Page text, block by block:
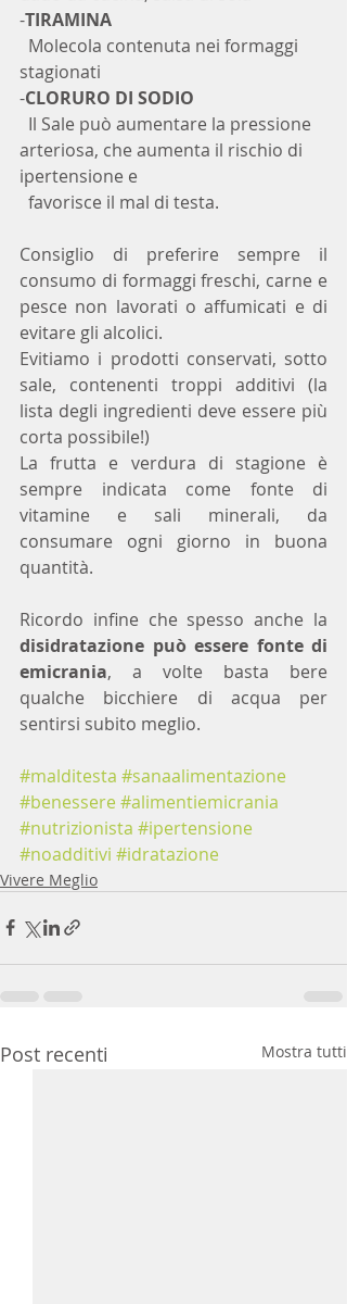
-TIRAMINA
stagionati
-CLORURO DI SODIO
arteriosa, che aumenta il rischio di
ipertensione e
  favorisce il mal di testa.
Consiglio di preferire sempre il
consumo di formaggi freschi, carne e
pesce non lavorati o affumicati e di
evitare gli alcolici.
Evitiamo i prodotti conservati, sotto
sale, contenenti troppi additivi (la
lista degli ingredienti deve essere più
corta possibile!)
La frutta e verdura di stagione è
sempre indicata come fonte di
vitamine e sali minerali, da
consumare ogni giorno in buona
quantità.
disidratazione può essere fonte di
emicrania, a volte basta bere
qualche bicchiere di acqua per
sentirsi subito meglio.
#malditesta #sanaalimentazione
#benessere #alimentiemicrania
#nutrizionista #ipertensione
#noadditivi #idratazione
Vivere Meglio
Post recenti Mostra tutti